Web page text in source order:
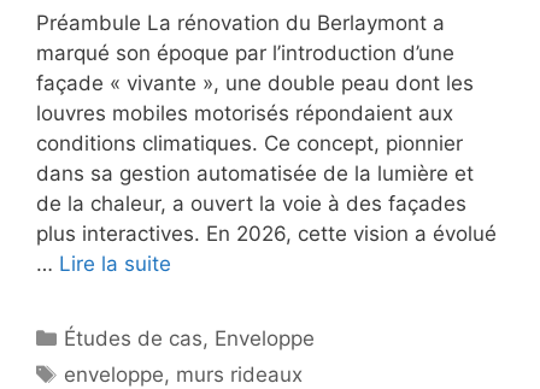
Préambule La rénovation du Berlaymont a
marqué son époque par l’introduction d’une
façade « vivante », une double peau dont les
louvres mobiles motorisés répondaient aux
conditions climatiques. Ce concept, pionnier
dans sa gestion automatisée de la lumière et
de la chaleur, a ouvert la voie à des façades
plus interactives. En 2026, cette vision a évolué
… Lire la suite
Catégories
Études de cas, Enveloppe
Étiquettes
enveloppe, murs rideaux